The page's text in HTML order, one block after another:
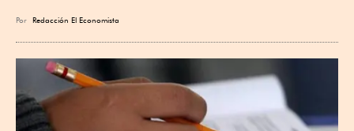
Por Redacción El Economista